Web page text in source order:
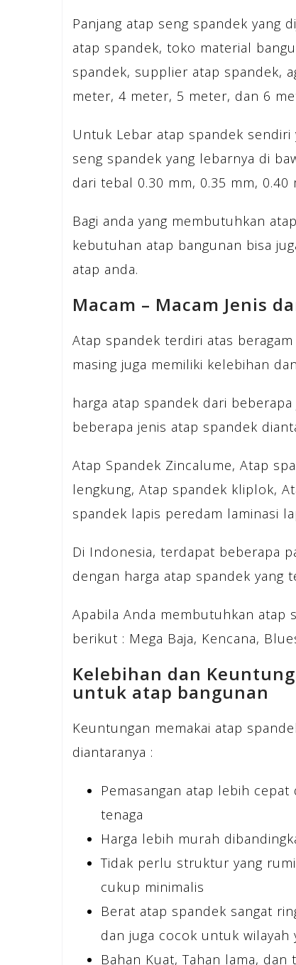
Panjang atap seng spandek yang
atap spandek, toko material
spandek, supplier atap spandek,
meter, 4 meter, 5 meter, dan 6
Untuk Lebar atap spandek
seng spandek yang lebarnya di
dari tebal 0.30 mm, 0.35 mm, 0.40
Bagi anda yang membutuhkan
kebutuhan atap bangunan bisa
atap anda.
Macam – Macam Jenis
Atap spandek terdiri atas
masing juga memiliki kelebihan
harga atap spandek dari
beberapa jenis atap spandek
Atap Spandek Zincalume, Atap
lengkung, Atap spandek kliplok,
spandek lapis peredam laminasi
Di Indonesia, terdapat beberapa
dengan harga atap spandek yang
Apabila Anda membutuhkan atap
berikut : Mega Baja, Kencana,
Kelebihan dan
untuk atap bangunan
Keuntungan memakai atap
diantaranya :
Pemasangan atap lebih
tenaga
Harga lebih murah
Tidak perlu struktur yang
cukup minimalis
Berat atap spandek sangat
dan juga cocok untuk wilayah
Bahan Kuat, Tahan lama,